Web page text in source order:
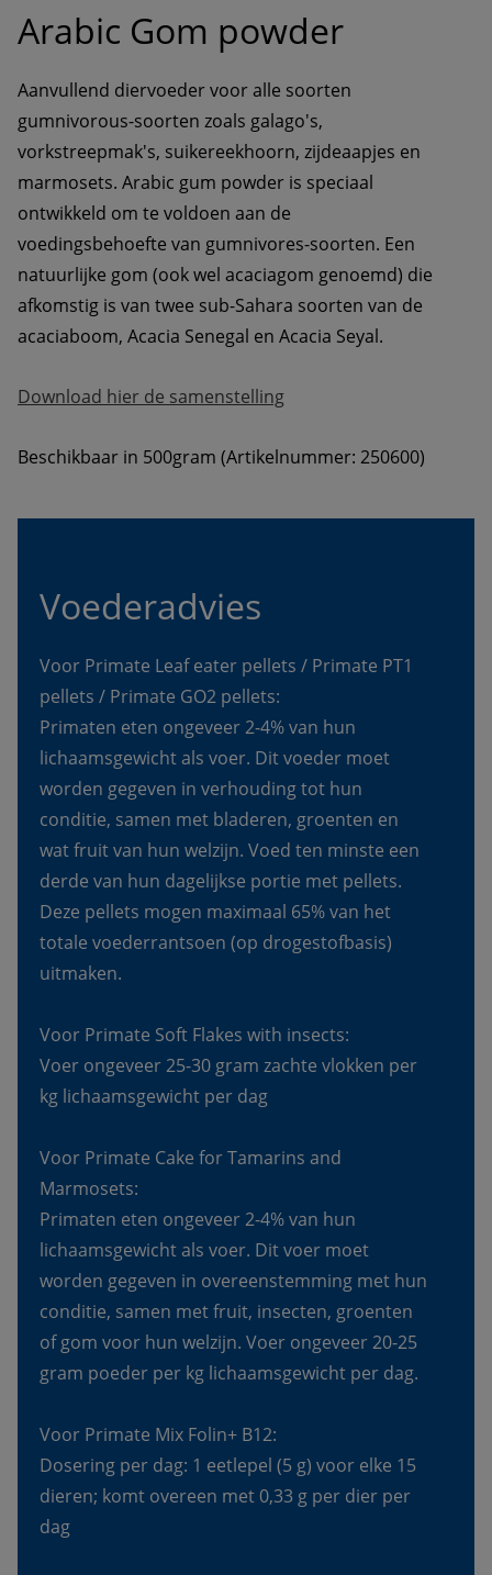
Arabic Gom powder
Aanvullend diervoeder voor alle soorten
gumnivorous-soorten zoals galago's,
vorkstreepmak's, suikereekhoorn, zijdeaapjes en
marmosets. Arabic gum powder is speciaal
ontwikkeld om te voldoen aan de
voedingsbehoefte van gumnivores-soorten. Een
natuurlijke gom (ook wel acaciagom genoemd) die
afkomstig is van twee sub-Sahara soorten van de
acaciaboom, Acacia Senegal en Acacia Seyal.
Download hier de samenstelling
Beschikbaar in 500gram (Artikelnummer: 250600)
Voederadvies
Voor Primate Leaf eater pellets / Primate PT1
pellets / Primate GO2 pellets:
Primaten eten ongeveer 2-4% van hun
lichaamsgewicht als voer. Dit voeder moet
worden gegeven in verhouding tot hun
conditie, samen met bladeren, groenten en
wat fruit van hun welzijn. Voed ten minste een
derde van hun dagelijkse portie met pellets.
Deze pellets mogen maximaal 65% van het
totale voederrantsoen (op drogestofbasis)
uitmaken.
Voor Primate Soft Flakes with insects:
Voer ongeveer 25-30 gram zachte vlokken per
kg lichaamsgewicht per dag
Voor Primate Cake for Tamarins and
Marmosets:
Primaten eten ongeveer 2-4% van hun
lichaamsgewicht als voer. Dit voer moet
worden gegeven in overeenstemming met hun
conditie, samen met fruit, insecten, groenten
of gom voor hun welzijn. Voer ongeveer 20-25
gram poeder per kg lichaamsgewicht per dag.
Voor Primate Mix Folin+ B12:
Dosering per dag: 1 eetlepel (5 g) voor elke 15
dieren; komt overeen met 0,33 g per dier per
dag